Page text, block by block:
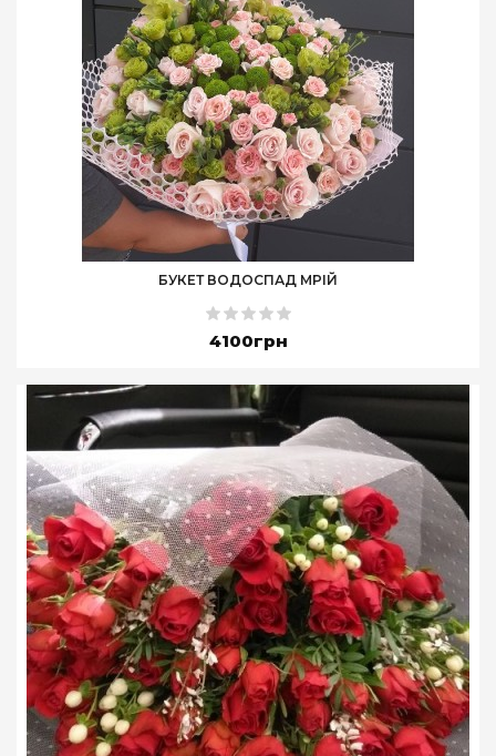
БУКЕТ ВОДОСПАД МРІЙ
4100грн